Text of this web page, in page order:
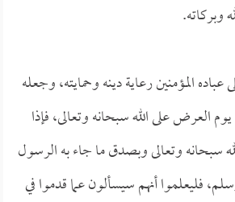
وبركاته.
المؤمنين رعاية دينه وحمايته، وجعله
العرض على الله سبحانه وتعالى، فإذا
سبحانه وتعالى وبصدق ما جاء به الرسول
فليعلموا أنهم سيسألون عما قدموا في